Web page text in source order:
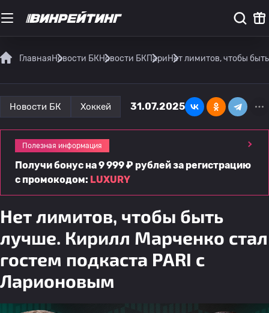
ГлавнаяНовости БКНовости БКПариНет лимитов, чтобы
Новости БК Хоккей 31.07.2025
Полезная информация
Получи бонус на 9 999 ₽ рублей за регистрацию
с промокодом: LUXURY
Нет лимитов, чтобы быть
лучше. Кирилл Марченко стал
гостем подкаста PARI c
Ларионовым